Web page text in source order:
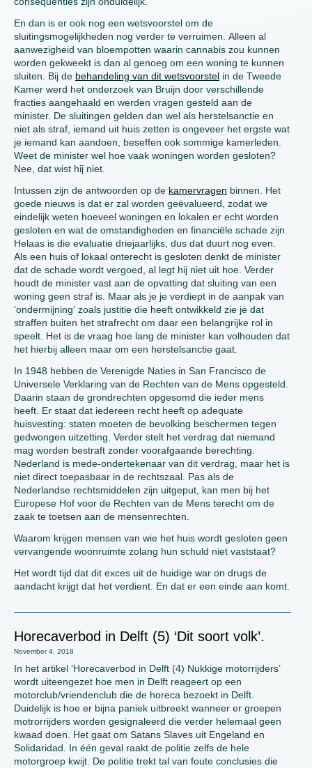
En dan is er ook nog een wetsvoorstel om de
sluitingsmogelijkheden nog verder te verruimen. Alleen al
aanwezigheid van bloempotten waarin cannabis zou kunnen
worden gekweekt is dan al genoeg om een woning te kunnen
sluiten. Bij de behandeling van dit wetsvoorstel in de Tweede
Kamer werd het onderzoek van Bruijn door verschillende
fracties aangehaald en werden vragen gesteld aan de
minister. De sluitingen gelden dan wel als herstelsanctie en
niet als straf, iemand uit huis zetten is ongeveer het ergste wat
je iemand kan aandoen, beseffen ook sommige kamerleden.
Weet de minister wel hoe vaak woningen worden gesloten?
Nee, dat wist hij niet.
Intussen zijn de antwoorden op de kamervragen binnen. Het
goede nieuws is dat er zal worden geëvalueerd, zodat we
eindelijk weten hoeveel woningen en lokalen er echt worden
gesloten en wat de omstandigheden en financiële schade zijn.
Helaas is die evaluatie driejaarlijks, dus dat duurt nog even.
Als een huis of lokaal onterecht is gesloten denkt de minister
dat de schade wordt vergoed, al legt hij niet uit hoe. Verder
houdt de minister vast aan de opvatting dat sluiting van een
woning geen straf is. Maar als je je verdiept in de aanpak van
‘ondermijning’ zoals justitie die heeft ontwikkeld zie je dat
straffen buiten het strafrecht om daar een belangrijke rol in
speelt. Het is de vraag hoe lang de minister kan volhouden dat
het hierbij alleen maar om een herstelsanctie gaat.
In 1948 hebben de Verenigde Naties in San Francisco de
Universele Verklaring van de Rechten van de Mens opgesteld.
Daarin staan de grondrechten opgesomd die ieder mens
heeft. Er staat dat iedereen recht heeft op adequate
huisvesting: staten moeten de bevolking beschermen tegen
gedwongen uitzetting. Verder stelt het verdrag dat niemand
mag worden bestraft zonder voorafgaande berechting.
Nederland is mede-ondertekenaar van dit verdrag, maar het is
niet direct toepasbaar in de rechtszaal. Pas als de
Nederlandse rechtsmiddelen zijn uitgeput, kan men bij het
Europese Hof voor de Rechten van de Mens terecht om de
zaak te toetsen aan de mensenrechten.
Waarom krijgen mensen van wie het huis wordt gesloten geen
vervangende woonruimte zolang hun schuld niet vaststaat?
Het wordt tijd dat dit exces uit de huidige war on drugs de
aandacht krijgt dat het verdient. En dat er een einde aan komt.
Horecaverbod in Delft (5) ‘Dit soort volk’.
November 4, 2018
In het artikel ‘Horecaverbod in Delft (4) Nukkige motorrijders’
wordt uiteengezet hoe men in Delft reageert op een
motorclub/vriendenclub die de horeca bezoekt in Delft.
Duidelijk is hoe er bijna paniek uitbreekt wanneer er groepen
motrorrijders worden gesignaleerd die verder helemaal geen
kwaad doen. Het gaat om Satans Slaves uit Engeland en
Solidaridad. In één geval raakt de politie zelfs de hele
motorgroep kwijt. De politie trekt tal van foute conclusies die